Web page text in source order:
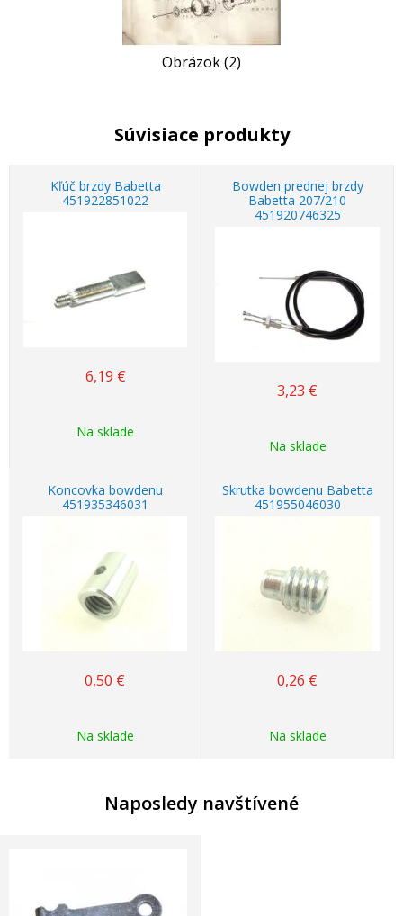
Obrázok (2)
Súvisiace produkty
Kľúč brzdy Babetta
451922851022
6,19 €
Na sklade
Bowden prednej brzdy
Babetta 207/210
451920746325
3,23 €
Na sklade
Koncovka bowdenu
451935346031
0,50 €
Na sklade
Skrutka bowdenu Babetta
451955046030
0,26 €
Na sklade
Naposledy navštívené